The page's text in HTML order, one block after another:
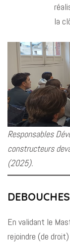
la
Responsables
constructeurs
(2025).
DEBOUCHES
En validant le
rejoindre (de